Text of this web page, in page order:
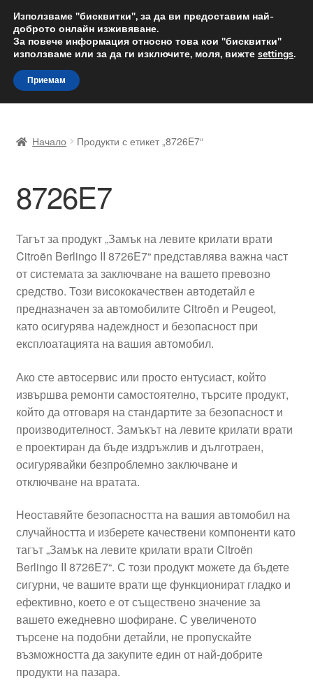
ДОСТАВКА от 12 лв.
Доставка по целия свят
Skip
to
navigation
Skip
to
content
Доставка по целия свят
Жалби
Количка
Контакт
Моята сметка
Плащанията
Политика за поверителност
Правила и условия
Процедура за рекламации
Разгледайте
Транспорт
Начало Продукти с етикет „8726E7“
8726E7
Тагът за продукт „Замък на левите крилати врати
Citroën Berlingo II 8726E7“ представлява важна част
от системата за заключване на вашето превозно
средство. Този висококачествен автодетайл е
предназначен за автомобилите Citroën и Peugeot,
като осигурява надеждност и безопасност при
експлоатацията на вашия автомобил.
Ако сте автосервис или просто ентусиаст, който
извършва ремонти самостоятелно, търсите продукт,
който да отговаря на стандартите за безопасност и
производителност. Замъкът на левите крилати врати
е проектиран да бъде издръжлив и дълготраен,
осигурявайки безпроблемно заключване и
отключване на вратата.
Неоставяйте безопасността на вашия автомобил на
случайността и изберете качествени компоненти като
тагът „Замък на левите крилати врати Citroën
Berlingo II 8726E7“. С този продукт можете да бъдете
сигурни, че вашите врати ще функционират гладко и
ефективно, което е от съществено значение за
вашето ежедневно шофиране. С увеличеното
търсене на подобни детайли, не пропускайте
възможността да закупите един от най-добрите
продукти на пазара.
Използваме "бисквитки", за да ви предоставим най-
доброто онлайн изживяване.
За повече информация относно това кои "бисквитки"
използваме или за да ги изключите, моля, вижте settings.
Приемам